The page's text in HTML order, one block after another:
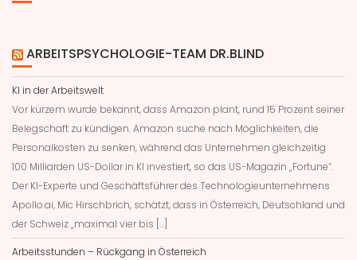
ARBEITSPSYCHOLOGIE-TEAM DR.BLIND
KI in der Arbeitswelt
Vor kurzem wurde bekannt, dass Amazon plant, rund 15 Prozent seiner
Belegschaft zu kündigen. Amazon suche nach Möglichkeiten, die
Personalkosten zu senken, während das Unternehmen gleichzeitig
100 Milliarden US-Dollar in KI investiert, so das US-Magazin „Fortune“.
Der KI-Experte und Geschäftsführer des Technologieunternehmens
Apollo.ai, Mic Hirschbrich, schätzt, dass in Österreich, Deutschland und
der Schweiz „maximal vier bis […]
Arbeitsstunden – Rückgang in Österreich